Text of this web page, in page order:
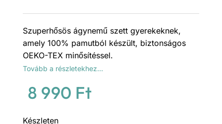
Szuperhősös ágynemű szett gyerekeknek,
amely 100% pamutból készült, biztonságos
OEKO-TEX minősítéssel.
Tovább a részletekhez…
8 990 Ft
Készleten